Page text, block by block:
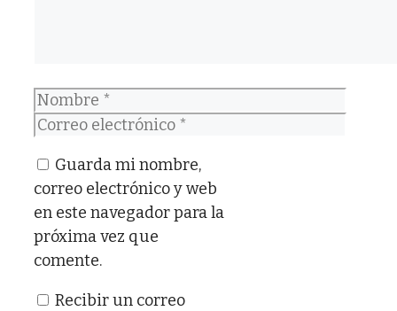
Nombre
Correo
Guarda mi nombre,
correo electrónico y web
en este navegador para la
próxima vez que
comente.
Recibir un correo